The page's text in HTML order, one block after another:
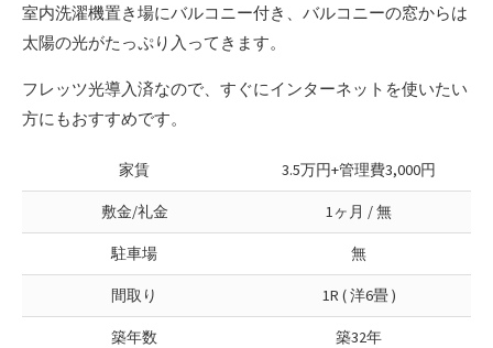
室内洗濯機置き場にバルコニー付き、バルコニーの窓からは
太陽の光がたっぷり入ってきます。
フレッツ光導入済なので、すぐにインターネットを使いたい
方にもおすすめです。
家賃 3.5万円+管理費3,000円
敷金/礼金 1ヶ月 / 無
駐車場 無
間取り 1R ( 洋6畳 )
築年数 築32年